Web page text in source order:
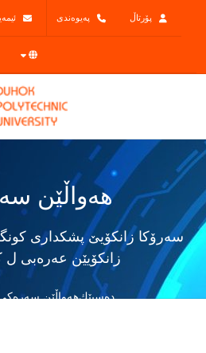
پۆرتاڵ پەیوەندی
هەواڵێن
زانکۆیێن عەرەبی ل
دەسپێكهەواڵێن